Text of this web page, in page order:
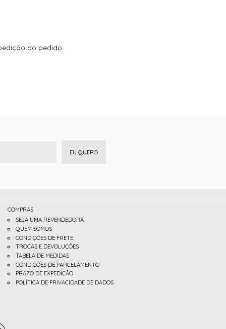
do pedido.
EU QUERO
COMPRAS
SEJA UMA REVENDEDORA
QUEM SOMOS
CONDIÇÕES DE FRETE
TROCAS E DEVOLUÇÕES
TABELA DE MEDIDAS
CONDIÇÕES DE PARCELAMENTO
PRAZO DE EXPEDIÇÃO
POLÍTICA DE PRIVACIDADE DE DADOS